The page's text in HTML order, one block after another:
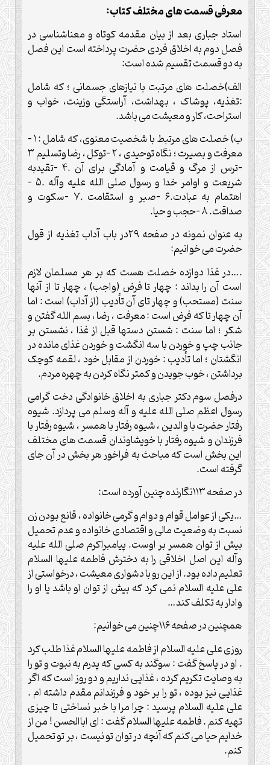
معرفی قسمت های مختلف کتاب:
استاد جباری بعد از بیان مقدمه کوتاه و معناشناسی در
فصل دوم به اخلاق فردی حضرت پرداخته است این فصل
به دو قسمت تقسیم شده است:
الف)خصلت های مرتبت با نیازهای جسمانی ؛ که شامل
:تغذیه، پوشاک ، بهداشت، آراستگی وزینت، خواب و
استراحت، کار و معیشت می باشد.
ب) خصلت های مرتبط با شخصیت معنوی، که شامل : ۱ –
معرفت و بصیرت ؛ نگاه توحیدی ، ۲ –توکل ، رضا وتسلیم ۳
–ترس از مرگ و قیامت و آمادگی برای آن .۴ –تقیدبه
شریعت و اوامر خدا و رسول صلی الله علیه وآله .۵ –
اهتمام به عبادت.۶ –صبر و استقامت .۷ –سکوت و
صداقت. ۸ –حجب و حیا
.
به عنوان نمونه در صفحه ۲۹در باب آداب تغذیه از قول
حضرت می خوانیم:
….در غذا دوازده خصلت هست که بر هر مسلمان لازم
است آن را بداند : چهار تا فرض (واجب) ، چهار تا از آنها
سنت (مستحب) و چهار تای آن تأدیب (از آداب) است : اما
آن چهار تا که فرض است : معرفت ، رضا ، بسم الله گفتن و
شکر ؛ اما سنت : شستن دستها قبل از غذا ، نشستن بر
جانب چپ و خوردن با سه انگشت و خوردن غذای مانده در
انگشتان ؛ اما تأدیب : خوردن از مقابل خود ، لقمه کوچک
برداشتن ، خوب جویدن و کمتر نگاه کردن به چهره مردم.
درفصل سوم دکتر جباری به اخلاق خانوادگی دخت گرامی
رسول اعظم صلی الله علیه و آله وسلم می پردازد. شیوه
رفتار حضرت با والدین ، شیوه رفتار با همسر ، شیوه رفتار با
فرزندان و شیوه رفتار با خویشاوندان قسمت های مختلف
این بخش است که مباحث به فراخور هر بخش در آن جای
گرفته است.
در صفحه ۱۱۳نگارنده چنین آورده است
:
…یکی از عوامل قوام و دوام و گرمی خانواده ، قانع بودن زن
نسبت به وضعیت مالی و اقتصادی خانواده و عدم تحمیل
بیش از توان همسر بر اوست. پیامبراکرم صلی الله علیه
وآله این اصل اخلاقی را به دخترش فاطمه علیها السلام
تعلیم داده بود. از این رو با دشواری معیشت ، درخواستی از
علی علیه السلام نمی کرد که بیش از توان او باشد یا او را
وادار به تکلف کند…
همچنین در صفحه ۱۱۶چنین می خوانیم
:
روزی علی علیه السلام از فاطمه علیها السلام غذا طلب کرد
. او در پاسخ گفت : سوگند به کسی که پدرم به نبوت و تو را
به وصایت تکریم کرده ، غذایی نداریم و دو روز است که اگر
غذایی نیز بوده ، تو را بر خود و فرزندانم مقدم داشته ام .
علی علیه السلام پرسید : چرا مرا با خبر نساختی تا چیزی
تهیه کنم . فاطمه علیها السلام گفت : ای اباالحسن ! من از
خدایم حیا می کنم که آنچه در توان تو نیست ، بر تو تحمیل
کنم.